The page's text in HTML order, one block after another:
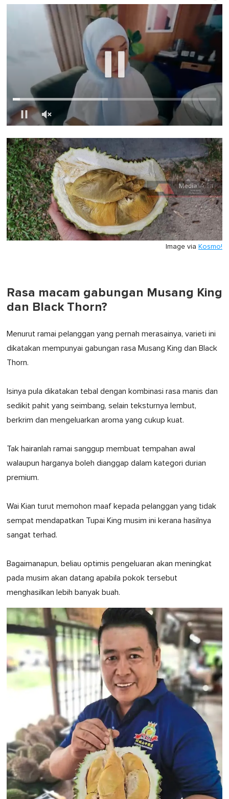
of
1
minute,
0
Image via Kosmo!
Rasa macam gabungan Musang King
dan Black Thorn?
Menurut ramai pelanggan yang pernah merasainya, varieti ini
dikatakan mempunyai gabungan rasa Musang King dan Black
Thorn.
Isinya pula dikatakan tebal dengan kombinasi rasa manis dan
sedikit pahit yang seimbang, selain teksturnya lembut,
berkrim dan mengeluarkan aroma yang cukup kuat.
Tak hairanlah ramai sanggup membuat tempahan awal
walaupun harganya boleh dianggap dalam kategori durian
premium.
Wai Kian turut memohon maaf kepada pelanggan yang tidak
sempat mendapatkan Tupai King musim ini kerana hasilnya
sangat terhad.
Bagaimanapun, beliau optimis pengeluaran akan meningkat
pada musim akan datang apabila pokok tersebut
menghasilkan lebih banyak buah.